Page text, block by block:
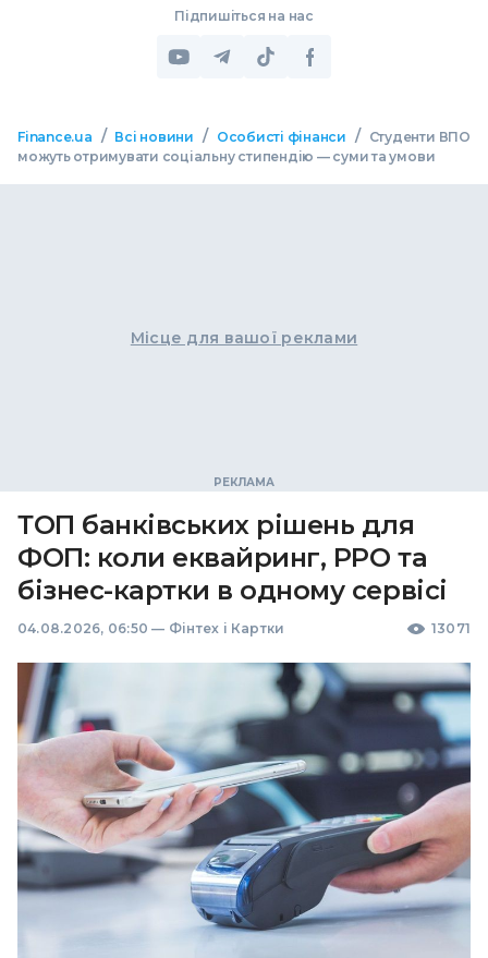
Підпишіться на нас
Finance.ua / Всі новини / Особисті фінанси /
Студенти ВПО
можуть отримувати соціальну стипендію — суми та умови
Місце для вашої реклами
ТОП банківських рішень для
ФОП: коли еквайринг, РРО та
бізнес-картки в одному сервісі
04.08.2026, 06:50 — Фінтех і Картки 13071